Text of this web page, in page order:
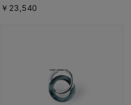
￥23,540